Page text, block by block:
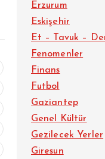
Erzurum
Eskişehir
Et – Tavuk –
Fenomenler
Finans
Futbol
Gaziantep
Genel Kültür
Gezilecek Yerler
Giresun